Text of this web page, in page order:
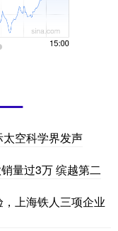
空科学界发声
量过3万 缤越第二
上海铁人三项企业